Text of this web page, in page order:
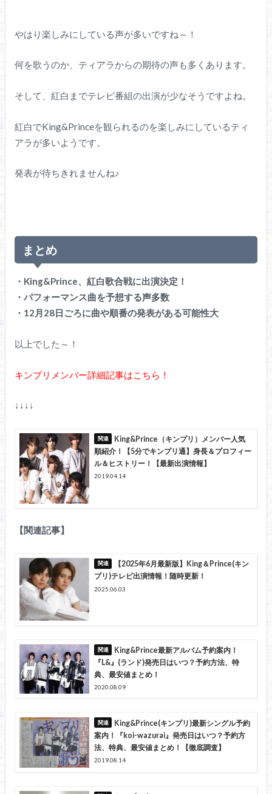
やはり楽しみにしている声が多いですね～！
何を歌うのか、ティアラからの期待の声も多くあります。
そして、紅白までテレビ番組の出演が少なそうですよね。
紅白でKing&Princeを観られるのを楽しみにしているティ
アラが多いようです。
発表が待ちきれませんね♪
まとめ
・King&Prince、紅白歌合戦に出演決定！
・パフォーマンス曲を予想する声多数
・12月28日ごろに曲や順番の発表がある可能性大
以上でした～！
キンプリメンバー詳細記事はこちら！
↓↓↓↓
King&Prince（キンプリ）メンバー人気
順紹介！【5分でキンプリ通】身長＆プロフィー
ル＆ヒストリー！【最新出演情報】
2019.04.14
【関連記事】
【2025年6月最新版】King＆Prince(キン
プリ)テレビ出演情報！随時更新！
2025.06.03
King&Prince最新アルバム予約案内！
『L&』(ランド)発売日はいつ？予約方法、特
典、最安値まとめ！
2020.08.09
King&Prince(キンプリ)最新シングル予約
案内！『koi-wazurai』発売日はいつ？予約方
法、特典、最安値まとめ！【徹底調査】
2019.08.14